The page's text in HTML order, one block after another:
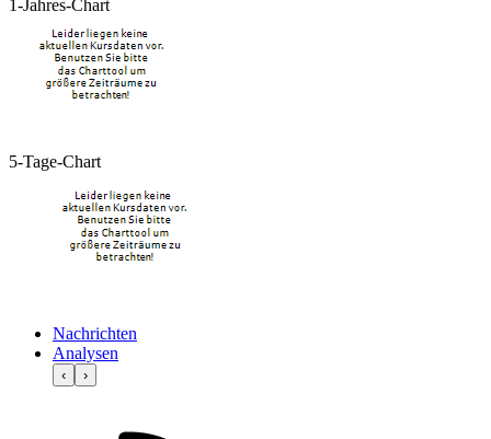
1-Jahres-Chart
5-Tage-Chart
Nachrichten
Analysen
‹ ›